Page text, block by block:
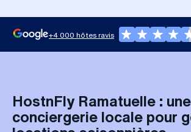
+4 000 hôtes ravis
HostnFly Ramatuelle : une
conciergerie locale pour